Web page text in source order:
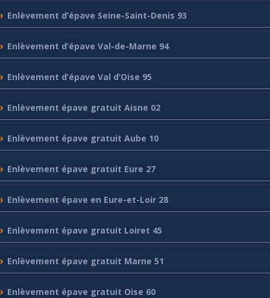
Enlèvement d’épave Seine-Saint-Denis 93
Enlèvement d’épave Val-de-Marne 94
Enlèvement d’épave Val d’Oise 95
Enlèvement épave gratuit Aisne 02
Enlèvement épave gratuit Aube 10
Enlèvement épave gratuit Eure 27
Enlèvement épave en Eure-et-Loir 28
Enlèvement épave gratuit Loiret 45
Enlèvement épave gratuit Marne 51
Enlèvement épave gratuit Oise 60